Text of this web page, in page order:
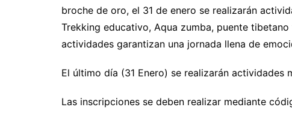
broche de oro, el 31 de enero se realizarán
Trekking educativo, Aqua zumba, puente
actividades garantizan una jornada llena de
El último día (31 Enero) se realizarán actividades
Las inscripciones se deben realizar mediante